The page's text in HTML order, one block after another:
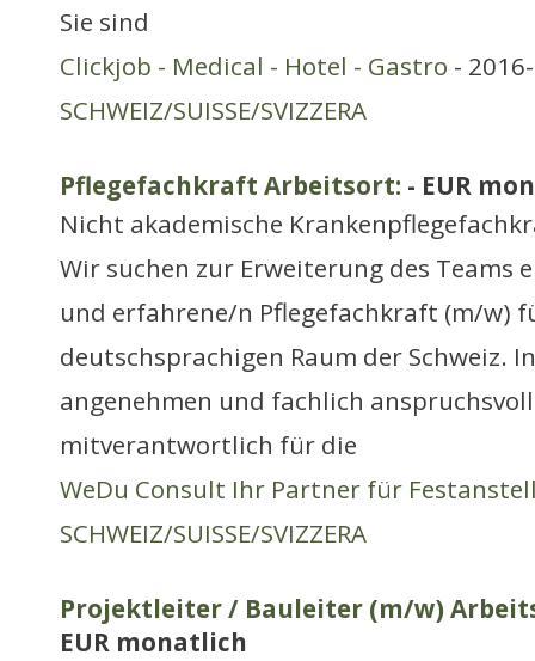
Sie sind
Clickjob - Medical - Hotel - Gastro -
SCHWEIZ/SUISSE/SVIZZERA
Pflegefachkraft Arbeitsort: - EUR
Nicht akademische
Wir suchen zur Erweiterung des Teams
und erfahrene/n Pflegefachkraft (m/w)
deutschsprachigen Raum der Schweiz.
angenehmen und fachlich
mitverantwortlich für die
WeDu Consult Ihr Partner für
SCHWEIZ/SUISSE/SVIZZERA
Projektleiter / Bauleiter (m/w)
EUR monatlich